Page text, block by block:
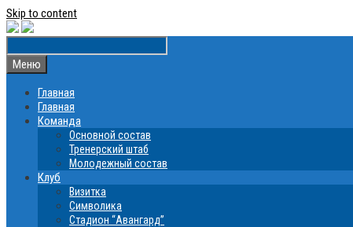
Skip to content
Меню
Главная
Главная
Команда
Основной состав
Тренерский штаб
Молодежный состав
Клуб
Визитка
Символика
Стадион “Авангард”